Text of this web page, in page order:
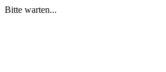
Bitte warten...